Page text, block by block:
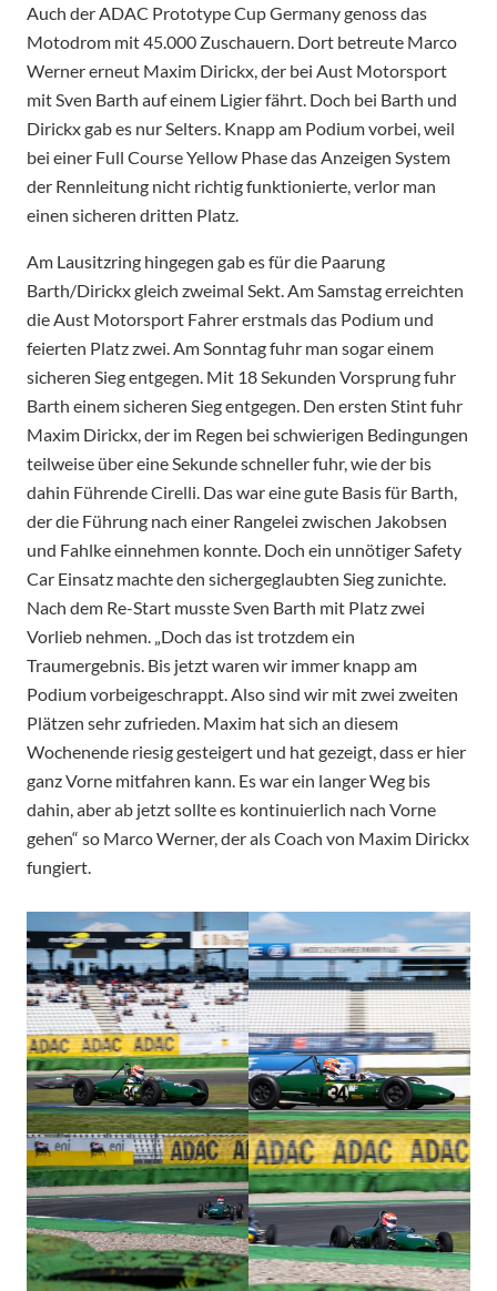
Auch der ADAC Prototype Cup Germany genoss das
Motodrom mit 45.000 Zuschauern. Dort betreute Marco
Werner erneut Maxim Dirickx, der bei Aust Motorsport
mit Sven Barth auf einem Ligier fährt. Doch bei Barth und
Dirickx gab es nur Selters. Knapp am Podium vorbei, weil
bei einer Full Course Yellow Phase das Anzeigen System
der Rennleitung nicht richtig funktionierte, verlor man
einen sicheren dritten Platz.
Am Lausitzring hingegen gab es für die Paarung
Barth/Dirickx gleich zweimal Sekt. Am Samstag erreichten
die Aust Motorsport Fahrer erstmals das Podium und
feierten Platz zwei. Am Sonntag fuhr man sogar einem
sicheren Sieg entgegen. Mit 18 Sekunden Vorsprung fuhr
Barth einem sicheren Sieg entgegen. Den ersten Stint fuhr
Maxim Dirickx, der im Regen bei schwierigen Bedingungen
teilweise über eine Sekunde schneller fuhr, wie der bis
dahin Führende Cirelli. Das war eine gute Basis für Barth,
der die Führung nach einer Rangelei zwischen Jakobsen
und Fahlke einnehmen konnte. Doch ein unnötiger Safety
Car Einsatz machte den sichergeglaubten Sieg zunichte.
Nach dem Re-Start musste Sven Barth mit Platz zwei
Vorlieb nehmen. „Doch das ist trotzdem ein
Traumergebnis. Bis jetzt waren wir immer knapp am
Podium vorbeigeschrappt. Also sind wir mit zwei zweiten
Plätzen sehr zufrieden. Maxim hat sich an diesem
Wochenende riesig gesteigert und hat gezeigt, dass er hier
ganz Vorne mitfahren kann. Es war ein langer Weg bis
dahin, aber ab jetzt sollte es kontinuierlich nach Vorne
gehen“ so Marco Werner, der als Coach von Maxim Dirickx
fungiert.